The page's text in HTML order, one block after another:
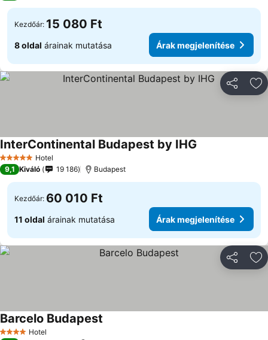
Kezdőár: 15 080 Ft
8 oldal árainak mutatása Árak megjelenítése
5 KategóriaHotel
InterContinental Budapest by IHG
9,1 Kiváló 19 186 Budapest
Kezdőár: 60 010 Ft
11 oldal árainak mutatása Árak megjelenítése
4 KategóriaHotel
Barcelo Budapest